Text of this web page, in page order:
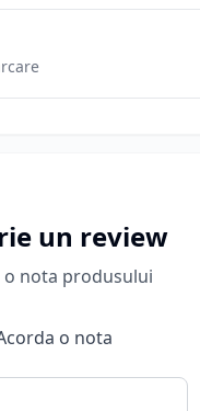
un review
nota produsului
o nota